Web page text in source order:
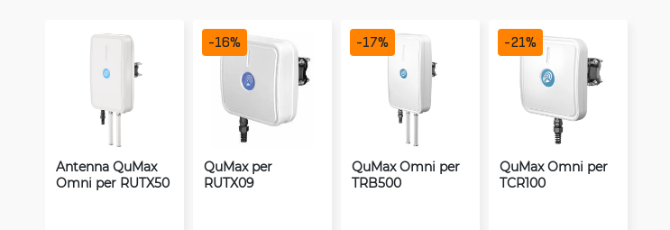
Antenna QuMax
Omni per RUTX50
QuMax per
RUTX09
-16%
QuMax Omni per
TRB500
-17%
QuMax Omni per
TCR100
-21%